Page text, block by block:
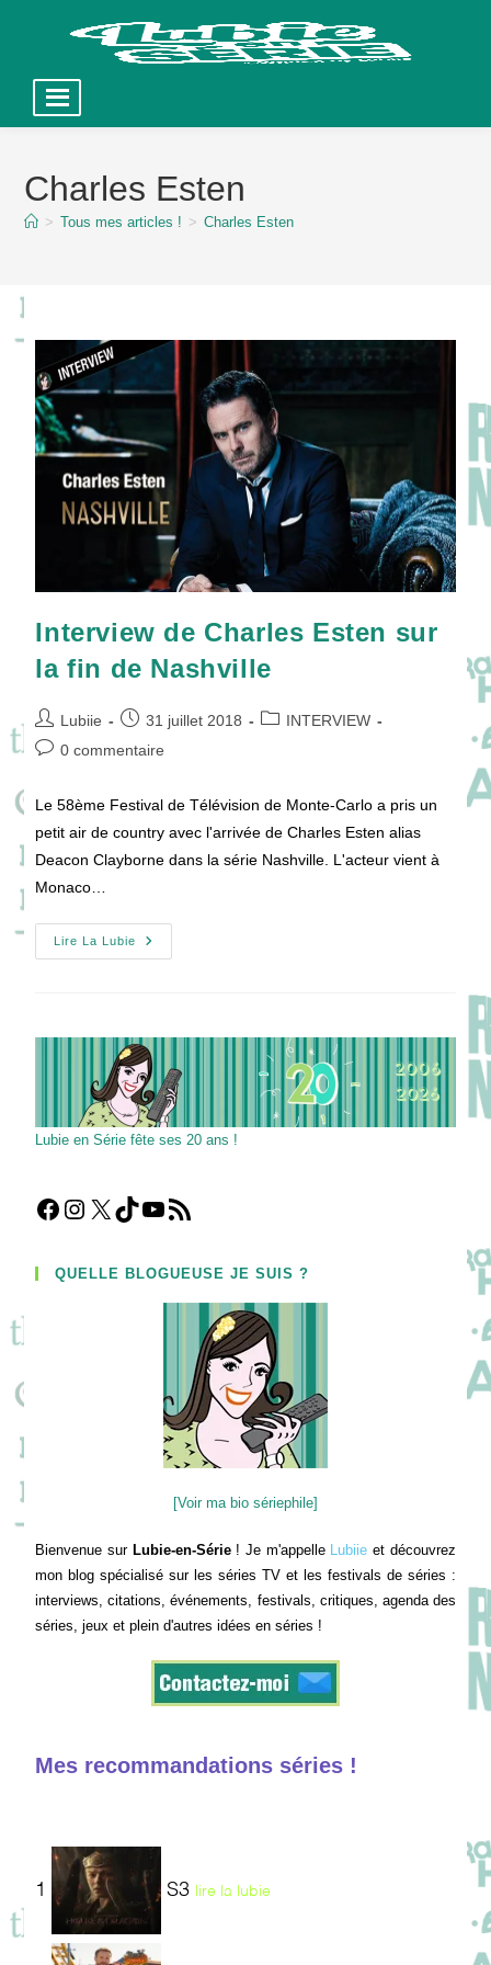
contentCharles Esten
> Tous mes articles ! > Charles Esten
Interview de Charles Esten sur
la fin de Nashville
Auteur/autrice
de
Lubiie
Publication
publiée :
31 juillet 2018
PostINTERVIEW
Commentaires
0 commentaire
Le 58ème Festival de Télévision de Monte-Carlo a pris un
petit air de country avec l'arrivée de Charles Esten alias
Deacon Clayborne dans la série Nashville. L'acteur vient à
Monaco…
Lire La Lubie
Interview
De
Fin
De
Nashville
Lubie en Série fête ses 20 ans !
Facebook
Instagram
X TikTokYouTube
Flux RSS
QUELLE BLOGUEUSE JE SUIS ?
[Voir ma bio sériephile]
Bienvenue sur Lubie-en-Série! Je m'appelle Lubiie et découvrez
mon blog spécialisé sur les séries TV et les festivals de séries :
interviews, citations, événements, festivals, critiques, agenda des
séries, jeux et plein d'autres idées en séries !
Mes recommandations séries !
1 S3 lire la lubie